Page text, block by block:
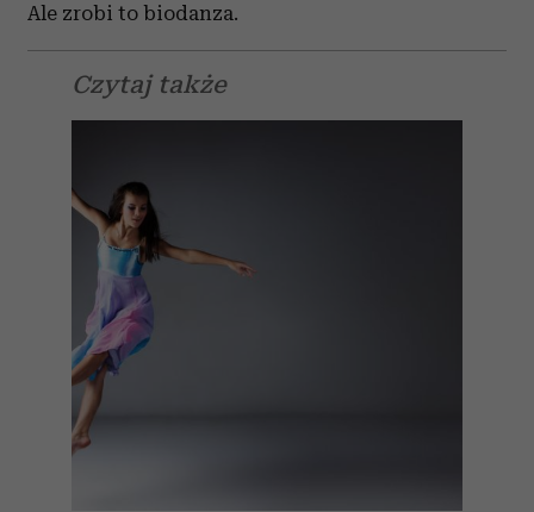
Ale zrobi to biodanza.
Czytaj także